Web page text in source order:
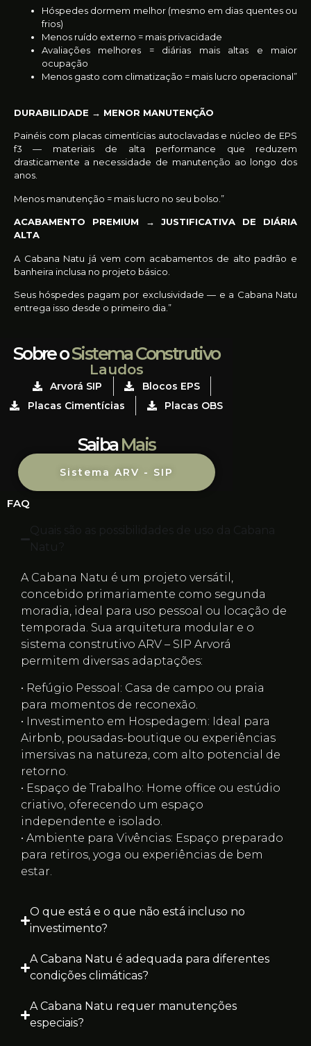
Hóspedes dormem melhor (mesmo em dias quentes ou
frios)
Menos ruído externo = mais privacidade
Avaliações melhores = diárias mais altas e maior
ocupação
Menos gasto com climatização = mais lucro operacional”
DURABILIDADE → MENOR MANUTENÇÃO
Painéis com placas cimentícias autoclavadas e núcleo de EPS
f3 — materiais de alta performance que reduzem
drasticamente a necessidade de manutenção ao longo dos
anos.
Menos manutenção = mais lucro no seu bolso.”
ACABAMENTO PREMIUM → JUSTIFICATIVA DE DIÁRIA
ALTA
A Cabana Natu já vem com acabamentos de alto padrão e
banheira inclusa no projeto básico.
Seus hóspedes pagam por exclusividade — e a Cabana Natu
entrega isso desde o primeiro dia.”
Sobre oSistema Construtivo
Laudos
Arvorá SIP
Blocos EPS
Placas Cimentícias
Placas OBS
SaibaMais
Sistema ARV - SIP
FAQ
Quais são as possibilidades de uso da Cabana
Natu?
A Cabana Natu é um projeto versátil,
concebido primariamente como segunda
moradia, ideal para uso pessoal ou locação de
temporada. Sua arquitetura modular e o
sistema construtivo ARV – SIP Arvorá
permitem diversas adaptações:
• Refúgio Pessoal: Casa de campo ou praia
para momentos de reconexão.
• Investimento em Hospedagem: Ideal para
Airbnb, pousadas-boutique ou experiências
imersivas na natureza, com alto potencial de
retorno.
• Espaço de Trabalho: Home office ou estúdio
criativo, oferecendo um espaço
independente e isolado.
• Ambiente para Vivências: Espaço preparado
para retiros, yoga ou experiências de bem
estar.
O que está e o que não está incluso no
investimento?
A Cabana Natu é adequada para diferentes
condições climáticas?
A Cabana Natu requer manutenções
especiais?